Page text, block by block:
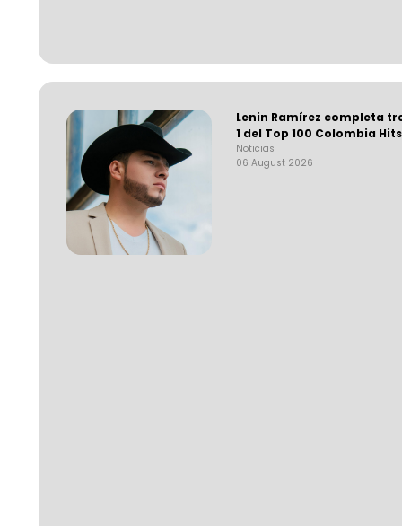
Lenin Ramírez completa
1 del Top 100 Colombia
Noticias
06 August 2026